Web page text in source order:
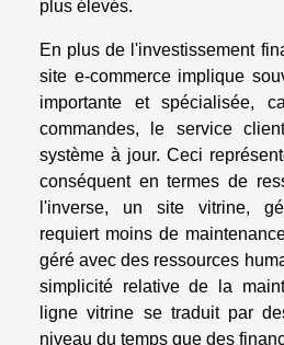
plus élevés.
En plus de l'investissement
site e-commerce implique
importante et spécialisée,
commandes, le service
système à jour. Ceci
conséquent en termes de
l'inverse, un site vitrine,
requiert moins de
géré avec des ressources
simplicité relative de la
ligne vitrine se traduit par
niveau du temps que des